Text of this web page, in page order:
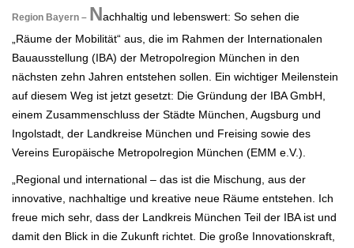
Region Bayern – Nachhaltig und lebenswert: So sehen die
„Räume der Mobilität“ aus, die im Rahmen der Internationalen
Bauausstellung (IBA) der Metropolregion München in den
nächsten zehn Jahren entstehen sollen. Ein wichtiger Meilenstein
auf diesem Weg ist jetzt gesetzt: Die Gründung der IBA GmbH,
einem Zusammenschluss der Städte München, Augsburg und
Ingolstadt, der Landkreise München und Freising sowie des
Vereins Europäische Metropolregion München (EMM e.V.).
„Regional und international – das ist die Mischung, aus der
innovative, nachhaltige und kreative neue Räume entstehen. Ich
freue mich sehr, dass der Landkreis München Teil der IBA ist und
damit den Blick in die Zukunft richtet. Die große Innovationskraft,